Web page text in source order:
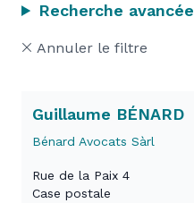
Recherche avancée
Annuler le filtre
Guillaume BÉNARD
Bénard Avocats Sàrl
Rue de la Paix 4
Case postale